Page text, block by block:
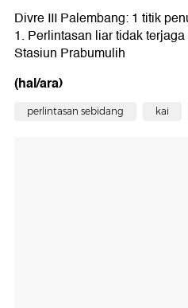
Divre III Palembang: 1 titik
1. Perlintasan liar tidak
Stasiun Prabumulih
(hal/ara)
perlintasan sebidang kai